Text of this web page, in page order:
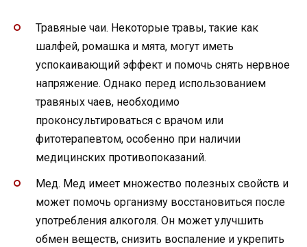
Травяные чаи. Некоторые травы, такие как
шалфей, ромашка и мята, могут иметь
успокаивающий эффект и помочь снять нервное
напряжение. Однако перед использованием
травяных чаев, необходимо
проконсультироваться с врачом или
фитотерапевтом, особенно при наличии
медицинских противопоказаний.
Мед. Мед имеет множество полезных свойств и
может помочь организму восстановиться после
употребления алкоголя. Он может улучшить
обмен веществ, снизить воспаление и укрепить